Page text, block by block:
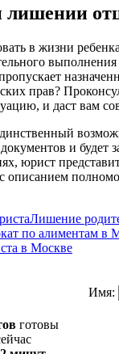
в жизни
прав?
и даст вам
и
юрист
описанием
Лишение
по алиментам в
в Москве
готовы
Имя: